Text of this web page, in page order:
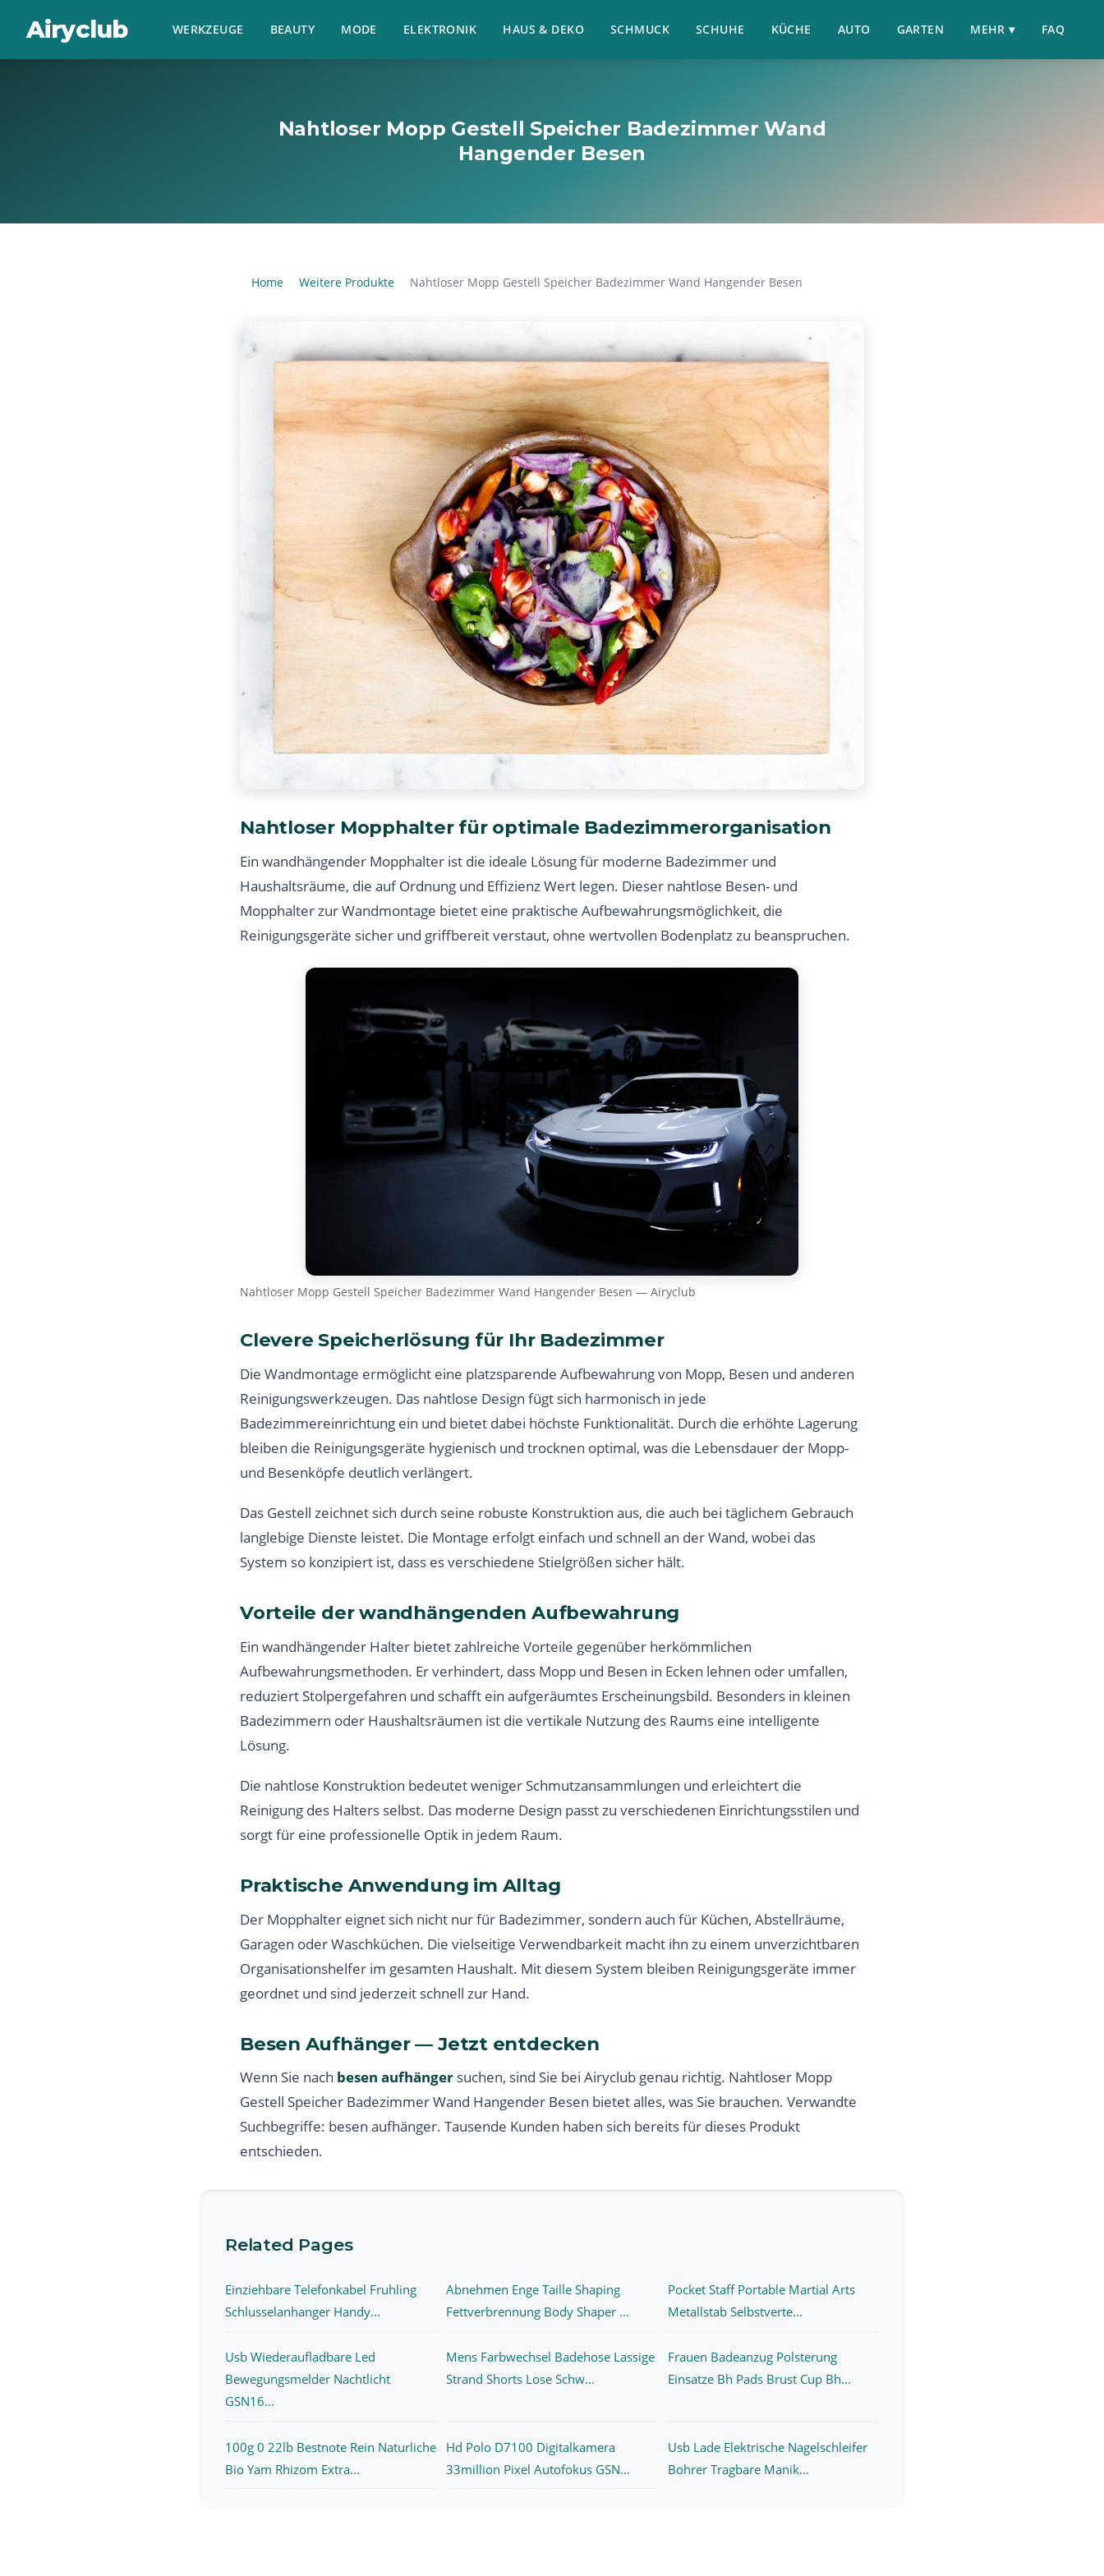
Airyclub WERKZEUGE BEAUTY MODE ELEKTRONIK HAUS & DEKO SCHMUCK SCHUHE KÜCHE AUTO GARTEN MEHR ▾ FAQ
Nahtloser Mopp Gestell Speicher Badezimmer Wand
Hangender Besen
Home Weitere Produkte Nahtloser Mopp Gestell Speicher Badezimmer Wand Hangender Besen
Nahtloser Mopphalter für optimale Badezimmerorganisation
Ein wandhängender Mopphalter ist die ideale Lösung für moderne Badezimmer und
Haushaltsräume, die auf Ordnung und Effizienz Wert legen. Dieser nahtlose Besen- und
Mopphalter zur Wandmontage bietet eine praktische Aufbewahrungsmöglichkeit, die
Reinigungsgeräte sicher und griffbereit verstaut, ohne wertvollen Bodenplatz zu beanspruchen.
Nahtloser Mopp Gestell Speicher Badezimmer Wand Hangender Besen — Airyclub
Clevere Speicherlösung für Ihr Badezimmer
Die Wandmontage ermöglicht eine platzsparende Aufbewahrung von Mopp, Besen und anderen
Reinigungswerkzeugen. Das nahtlose Design fügt sich harmonisch in jede
Badezimmereinrichtung ein und bietet dabei höchste Funktionalität. Durch die erhöhte Lagerung
bleiben die Reinigungsgeräte hygienisch und trocknen optimal, was die Lebensdauer der Mopp-
und Besenköpfe deutlich verlängert.
Das Gestell zeichnet sich durch seine robuste Konstruktion aus, die auch bei täglichem Gebrauch
langlebige Dienste leistet. Die Montage erfolgt einfach und schnell an der Wand, wobei das
System so konzipiert ist, dass es verschiedene Stielgrößen sicher hält.
Vorteile der wandhängenden Aufbewahrung
Ein wandhängender Halter bietet zahlreiche Vorteile gegenüber herkömmlichen
Aufbewahrungsmethoden. Er verhindert, dass Mopp und Besen in Ecken lehnen oder umfallen,
reduziert Stolpergefahren und schafft ein aufgeräumtes Erscheinungsbild. Besonders in kleinen
Badezimmern oder Haushaltsräumen ist die vertikale Nutzung des Raums eine intelligente
Lösung.
Die nahtlose Konstruktion bedeutet weniger Schmutzansammlungen und erleichtert die
Reinigung des Halters selbst. Das moderne Design passt zu verschiedenen Einrichtungsstilen und
sorgt für eine professionelle Optik in jedem Raum.
Praktische Anwendung im Alltag
Der Mopphalter eignet sich nicht nur für Badezimmer, sondern auch für Küchen, Abstellräume,
Garagen oder Waschküchen. Die vielseitige Verwendbarkeit macht ihn zu einem unverzichtbaren
Organisationshelfer im gesamten Haushalt. Mit diesem System bleiben Reinigungsgeräte immer
geordnet und sind jederzeit schnell zur Hand.
Besen Aufhänger — Jetzt entdecken
Wenn Sie nach besen aufhänger suchen, sind Sie bei Airyclub genau richtig. Nahtloser Mopp
Gestell Speicher Badezimmer Wand Hangender Besen bietet alles, was Sie brauchen. Verwandte
Suchbegriffe: besen aufhänger. Tausende Kunden haben sich bereits für dieses Produkt
entschieden.
Related Pages
Einziehbare Telefonkabel Fruhling
Schlusselanhanger Handy...
Abnehmen Enge Taille Shaping
Fettverbrennung Body Shaper ...
Pocket Staff Portable Martial Arts
Metallstab Selbstverte...
Usb Wiederaufladbare Led
Bewegungsmelder Nachtlicht
GSN16...
Mens Farbwechsel Badehose Lassige
Strand Shorts Lose Schw...
Frauen Badeanzug Polsterung
Einsatze Bh Pads Brust Cup Bh...
100g 0 22lb Bestnote Rein Naturliche
Bio Yam Rhizom Extra...
Hd Polo D7100 Digitalkamera
33million Pixel Autofokus GSN...
Usb Lade Elektrische Nagelschleifer
Bohrer Tragbare Manik...